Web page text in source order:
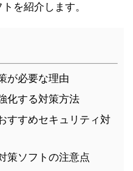
を紹介します。
が必要な理由
化する対策方法
すすめセキュリティ対
策ソフトの注意点